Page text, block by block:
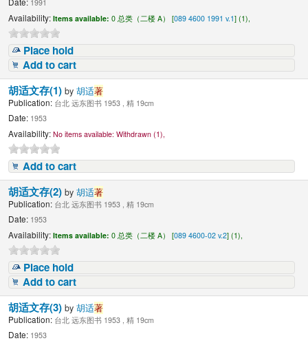
1991
Availability: Items available: 0 总类（二楼 A） [089 4600 1991 v.1] (1),
Place hold
Add to cart
胡适文存(1)by胡适著
Publication: 台北 远东图书 1953 , 精 19cm
Date: 1953
Availability: No items available: Withdrawn (1),
Add to cart
胡适文存(2)by胡适著
Publication: 台北 远东图书 1953 , 精 19cm
Date: 1953
Availability: Items available: 0 总类（二楼 A） [089 4600-02 v.2] (1),
Place hold
Add to cart
胡适文存(3)by胡适著
Publication: 台北 远东图书 1953 , 精 19cm
Date: 1953